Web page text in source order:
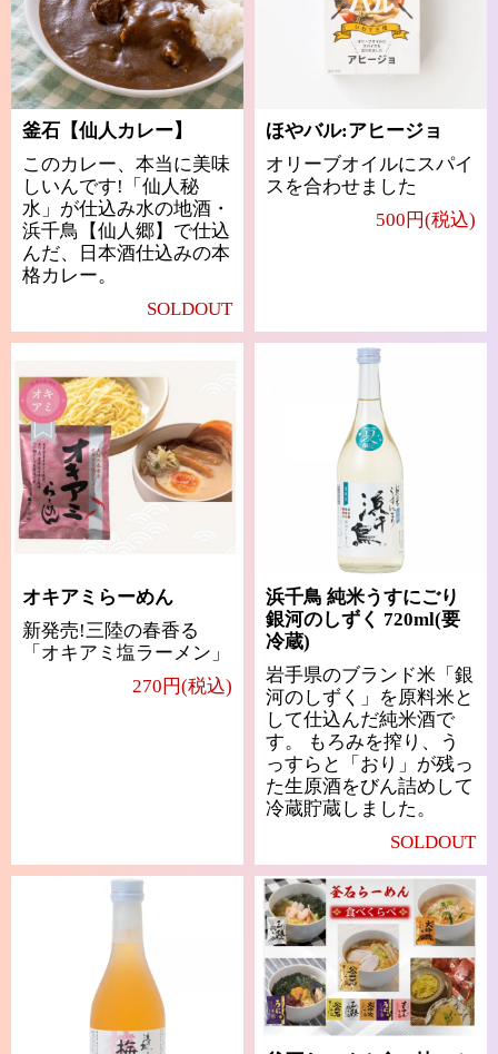
釜石【仙人カレー】
このカレー、本当に美味
しいんです!「仙人秘
水」が仕込み水の地酒・
浜千鳥【仙人郷】で仕込
んだ、日本酒仕込みの本
格カレー。
SOLDOUT
ほやバル:アヒージョ
オリーブオイルにスパイ
スを合わせました
500円(税込)
オキアミらーめん
新発売!三陸の春香る
「オキアミ塩ラーメン」
270円(税込)
浜千鳥 純米うすにごり
銀河のしずく 720ml(要
冷蔵)
岩手県のブランド米「銀
河のしずく」を原料米と
して仕込んだ純米酒で
す。 もろみを搾り、う
っすらと「おり」が残っ
た生原酒をびん詰めして
冷蔵貯蔵しました。
SOLDOUT